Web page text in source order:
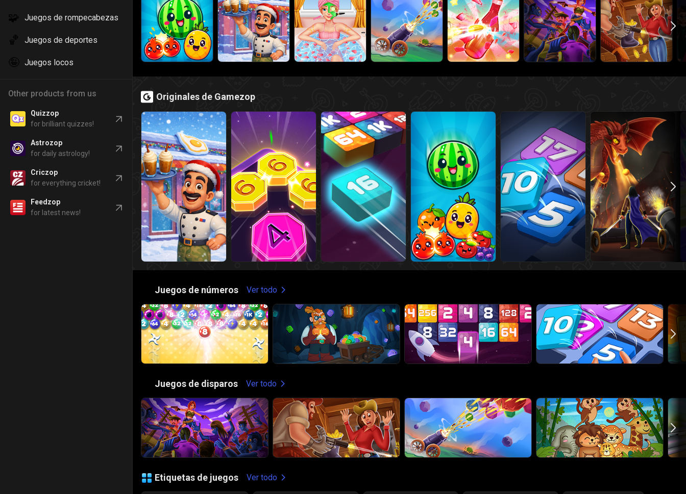
🧩
Juegos de rompecabezas
🏀 Juegos de deportes
🤪 Juegos locos
Other products from us
Quizzop
for brilliant quizzes!
Astrozop
for daily astrology!
Criczop
for everything cricket!
Feedzop
for latest news!
Originales de Gamezop
Juegos de números Ver todo
Juegos de disparos Ver todo
Etiquetas de juegos Ver todo